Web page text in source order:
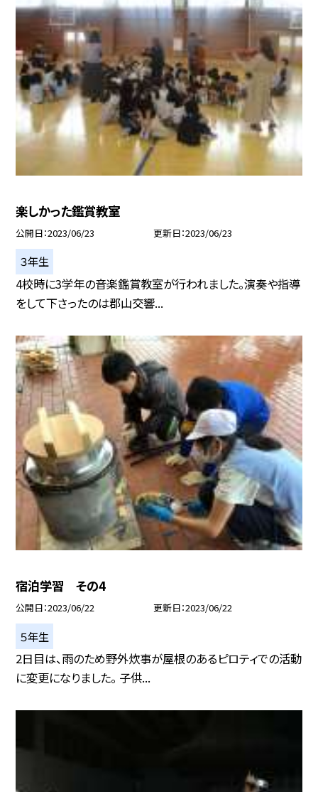
楽しかった鑑賞教室
公開日 2023/06/23 更新日 2023/06/23
３年生
4校時に3学年の音楽鑑賞教室が行われました。演奏や指導
をして下さったのは郡山交響...
宿泊学習 その4
公開日 2023/06/22 更新日 2023/06/22
５年生
2日目は、雨のため野外炊事が屋根のあるピロティでの活動
に変更になりました。 子供...